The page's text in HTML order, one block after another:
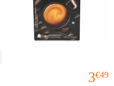
3€49